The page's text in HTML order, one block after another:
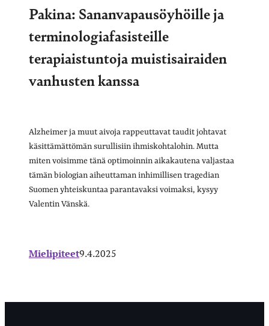
Pakina: Sananvapausöyhöille ja
terminologiafasisteille
terapiaistuntoja muistisairaiden
vanhusten kanssa
Alzheimer ja muut aivoja rappeuttavat taudit johtavat
käsittämättömän surullisiin ihmiskohtalohin. Mutta
miten voisimme tänä optimoinnin aikakautena valjastaa
tämän biologian aiheuttaman inhimillisen tragedian
Suomen yhteiskuntaa parantavaksi voimaksi, kysyy
Valentin Vänskä.
Mielipiteet9.4.2025